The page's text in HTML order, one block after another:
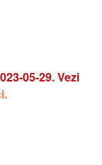
Vezi